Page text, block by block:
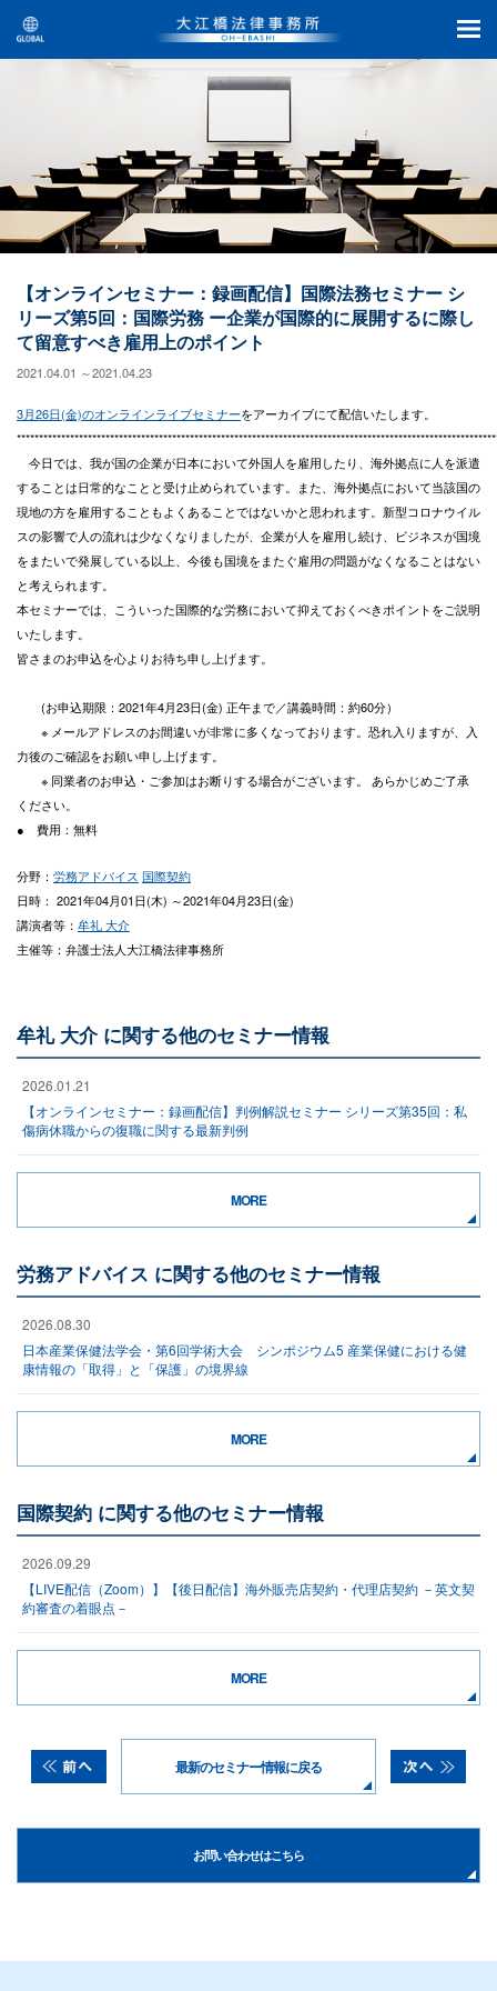
【オンラインセミナー：録画配信】国際法務セミナー シ
リーズ第5回：国際労務 ー企業が国際的に展開するに際し
て留意すべき雇用上のポイント
2021.04.01 ～2021.04.23
3月26日(金)のオンラインライブセミナーをアーカイブにて配信いたします。
今日では、我が国の企業が日本において外国人を雇用したり、海外拠点に人を派遣
することは日常的なことと受け止められています。また、海外拠点において当該国の
現地の方を雇用することもよくあることではないかと思われます。新型コロナウイル
スの影響で人の流れは少なくなりましたが、企業が人を雇用し続け、ビジネスが国境
をまたいで発展している以上、今後も国境をまたぐ雇用の問題がなくなることはない
と考えられます。
本セミナーでは、こういった国際的な労務において抑えておくべきポイントをご説明
いたします。
皆さまのお申込を心よりお待ち申し上げます。
(お申込期限：2021年4月23日(金) 正午まで／講義時間：約60分）
※ メールアドレスのお間違いが非常に多くなっております。恐れ入りますが、入
力後のご確認をお願い申し上げます。
※ 同業者のお申込・ご参加はお断りする場合がございます。 あらかじめご了承
ください。
● 費用：無料
分野： 労務アドバイス 国際契約
日時： 2021年04月01日(木) ～2021年04月23日(金)
講演者等： 牟礼 大介
主催等：弁護士法人大江橋法律事務所
牟礼 大介 に関する他のセミナー情報
2026.01.21
【オンラインセミナー：録画配信】判例解説セミナー シリーズ第35回：私
傷病休職からの復職に関する最新判例
MORE
労務アドバイス に関する他のセミナー情報
2026.08.30
日本産業保健法学会・第6回学術大会 シンポジウム5 産業保健における健
康情報の「取得」と「保護」の境界線
MORE
国際契約 に関する他のセミナー情報
2026.09.29
【LIVE配信（Zoom）】【後日配信】海外販売店契約・代理店契約 －英文契
約審査の着眼点－
MORE
最新のセミナー情報に戻る
お問い合わせはこちら